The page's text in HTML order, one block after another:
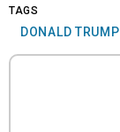
TAGS
DONALD TRUMP